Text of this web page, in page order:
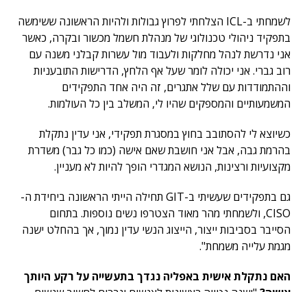
לשמחתי ב-ICL הצלחתי לפרוץ גבולות ולהיות הראשונה ששימשה
בתפקיד ניהולי טכנולוגי של מנהלת חשמל מכשור ובקרה, כאשר
אני נדרשת לנהל מחלקות ולעבוד מול עשרות קבלני משנה עם
רוב גברי. אני יכולה לומר שעל אף הלחץ, הדרישות התובעניות
וההתמודדות עם שלל אתגרים, זה היה אחד התפקידים
המשמעותיים והמספקים שהיו לי, המשלב בין כל העולמות.
כשיוצא לי להסתובב בחוץ במסגרת תפקידי, אני עדין נתקלת
בהרמת גבה, אבל אני חושבת שאם אישה (כמו כל גבר) משדרת
מקצועיות ורצינות, הנושא המגדרי הופך להיות לא מעניין.
גם בתפקידים שעשיתי ב-GIT תחילה הייתי הראשונה ביחידת ה-
CISO, ולשמחתי מהר מאוד הצטרפו נשים נוספות. בתחום
הסייבר בסביבות ייצור, הייצוג הנשי עדין נמוך, אך בהחלט ישנה
מגמת עלייה משמחת".
האם נתקלת אישית באפליה נגדך בתעשייה על רקע היותך